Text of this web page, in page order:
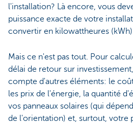
l'installation? Là encore, vous
puissance exacte de votre
convertir en kilowattheures
Mais ce n'est pas tout. Pour
délai de retour sur
compte d'autres éléments: le
les prix de l'énergie, la quantité
vos panneaux solaires (qui
de l'orientation) et, surtout,